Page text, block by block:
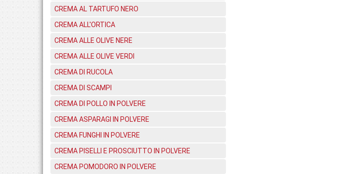
CREMA AL TARTUFO NERO
CREMA ALL'ORTICA
CREMA ALLE OLIVE NERE
CREMA ALLE OLIVE VERDI
CREMA DI RUCOLA
CREMA DI SCAMPI
CREMA DI POLLO IN POLVERE
CREMA ASPARAGI IN POLVERE
CREMA FUNGHI IN POLVERE
CREMA PISELLI E PROSCIUTTO IN POLVERE
CREMA POMODORO IN POLVERE